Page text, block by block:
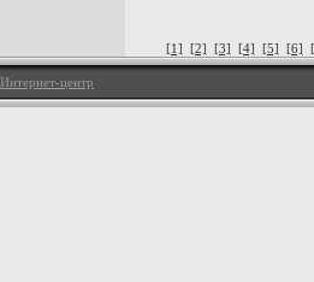
[1] [2] [3] [4] [5] [6]
Интернет-центр